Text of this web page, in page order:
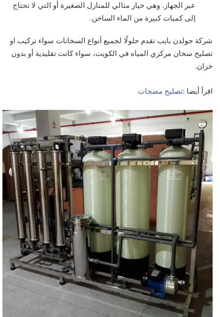
عبر الجهاز. وهي خيار مثالي للمنازل الصغيرة أو التي لا تحتاج
إلى كميات كبيرة من الماء الساخن.
شركة جولدن بايب تقدم حلولًا لجميع أنواع السخانات سواء تركيب او
تصليح سخان مركزي المياه في الكويت، سواء كانت تقليدية أو بدون
خزان.
اقرأ أيضا :تصليح مضخات